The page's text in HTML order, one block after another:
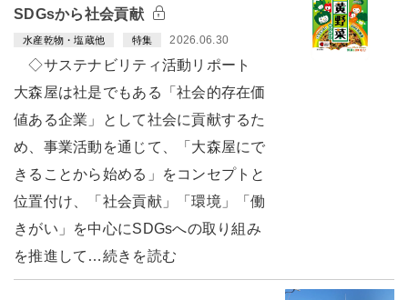
SDGsから社会貢献
水産乾物・塩蔵他 特集 2026.06.30
◇サステナビリティ活動リポート
大森屋は社是でもある「社会的存在価
値ある企業」として社会に貢献するた
め、事業活動を通じて、「大森屋にで
きることから始める」をコンセプトと
位置付け、「社会貢献」「環境」「働
きがい」を中心にSDGsへの取り組み
を推進して…続きを読む